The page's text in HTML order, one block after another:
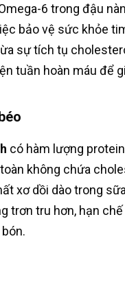
6 trong đậu
bảo vệ sức khỏe
sự tích tụ
tuần hoàn máu để
có hàm lượng
không chứa
xơ dồi dào trong
trơn tru hơn, hạn